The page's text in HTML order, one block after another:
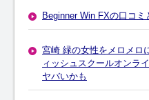
Beginner Win FXの口コミ
宮崎 緑の女性をメロメロ
ィッシュスクールオンラ
ヤバいかも